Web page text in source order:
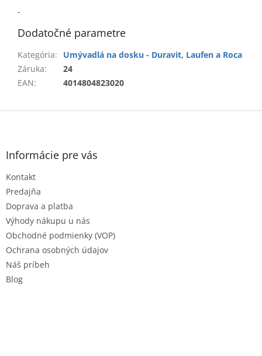
-
Dodatočné parametre
Kategória:
Umývadlá na dosku - Duravit, Laufen a Roca
Záruka:
24
EAN: 4014804823020
Z
Informácie pre vás
Kontakt
Predajňa
Doprava a platba
Výhody nákupu u nás
Obchodné podmienky (VOP)
Ochrana osobných údajov
Náš príbeh
Blog